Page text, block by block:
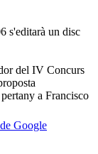
s'editarà un disc
del IV Concurs
a Francisco
Google